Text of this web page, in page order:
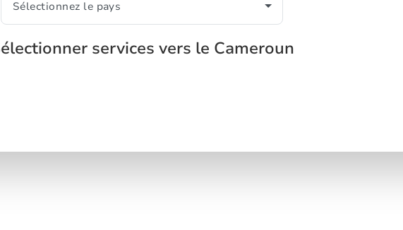
services vers le Cameroun